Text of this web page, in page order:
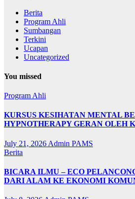
Berita
Program Ahli
Sumbangan
Terkini
Ucapan
Uncategorized
You missed
Program Ahli
KURSUS KESIHATAN MENTAL
HYPNOTHERAPY GERAN OLEH
July 21, 2026 Admin PAMS
Berita
BICARA ILMU – ECO
DARI ALAM KE EKONOMI